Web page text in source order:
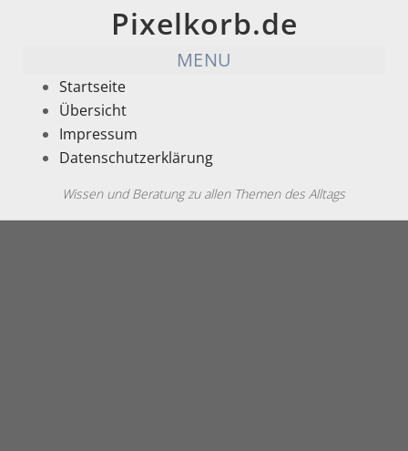
Pixelkorb.de
MENU
Startseite
Übersicht
Impressum
Datenschutzerklärung
Wissen und Beratung zu allen Themen des Alltags